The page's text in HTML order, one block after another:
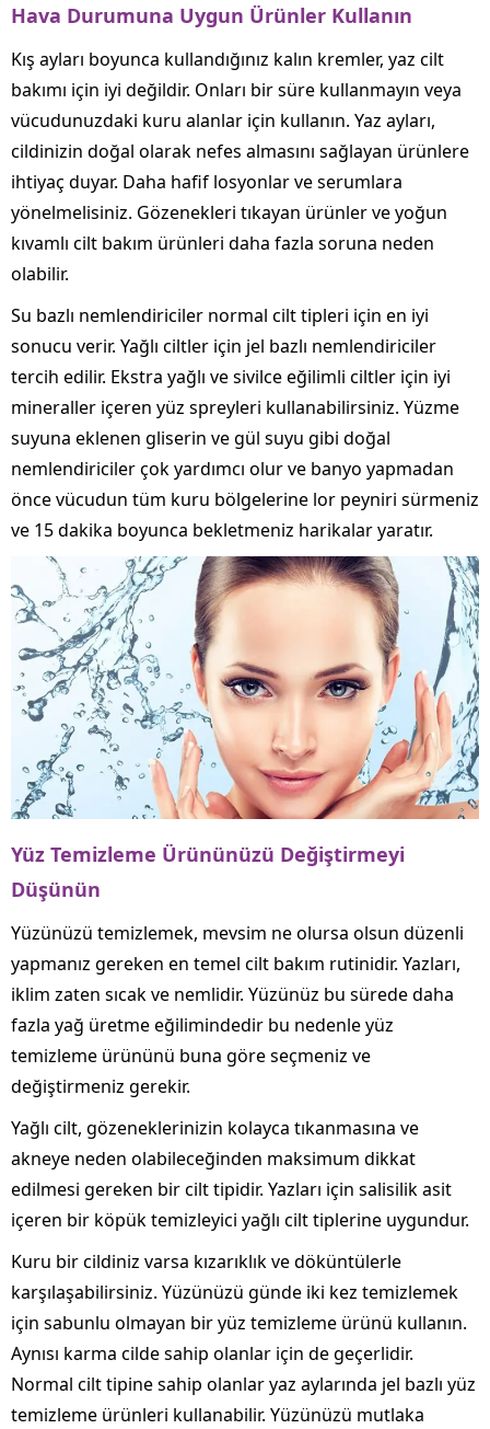
Hava Durumuna Uygun Ürünler Kullanın
Kış ayları boyunca kullandığınız kalın kremler, yaz cilt
bakımı için iyi değildir. Onları bir süre kullanmayın veya
vücudunuzdaki kuru alanlar için kullanın. Yaz ayları,
cildinizin doğal olarak nefes almasını sağlayan ürünlere
ihtiyaç duyar. Daha hafif losyonlar ve serumlara
yönelmelisiniz. Gözenekleri tıkayan ürünler ve yoğun
kıvamlı cilt bakım ürünleri daha fazla soruna neden
olabilir.
Su bazlı nemlendiriciler normal cilt tipleri için en iyi
sonucu verir. Yağlı ciltler için jel bazlı nemlendiriciler
tercih edilir. Ekstra yağlı ve sivilce eğilimli ciltler için iyi
mineraller içeren yüz spreyleri kullanabilirsiniz. Yüzme
suyuna eklenen gliserin ve gül suyu gibi doğal
nemlendiriciler çok yardımcı olur ve banyo yapmadan
önce vücudun tüm kuru bölgelerine lor peyniri sürmeniz
ve 15 dakika boyunca bekletmeniz harikalar yaratır.
Yüz Temizleme Ürününüzü Değiştirmeyi
Düşünün
Yüzünüzü temizlemek, mevsim ne olursa olsun düzenli
yapmanız gereken en temel cilt bakım rutinidir. Yazları,
iklim zaten sıcak ve nemlidir. Yüzünüz bu sürede daha
fazla yağ üretme eğilimindedir bu nedenle yüz
temizleme ürününü buna göre seçmeniz ve
değiştirmeniz gerekir.
Yağlı cilt, gözeneklerinizin kolayca tıkanmasına ve
akneye neden olabileceğinden maksimum dikkat
edilmesi gereken bir cilt tipidir. Yazları için salisilik asit
içeren bir köpük temizleyici yağlı cilt tiplerine uygundur.
Kuru bir cildiniz varsa kızarıklık ve döküntülerle
karşılaşabilirsiniz. Yüzünüzü günde iki kez temizlemek
için sabunlu olmayan bir yüz temizleme ürünü kullanın.
Aynısı karma cilde sahip olanlar için de geçerlidir.
Normal cilt tipine sahip olanlar yaz aylarında jel bazlı yüz
temizleme ürünleri kullanabilir. Yüzünüzü mutlaka